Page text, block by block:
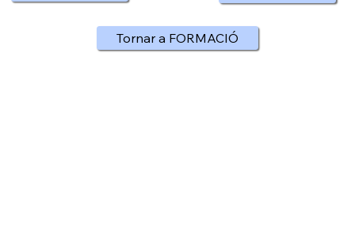
Tornar a FORMACIÓ